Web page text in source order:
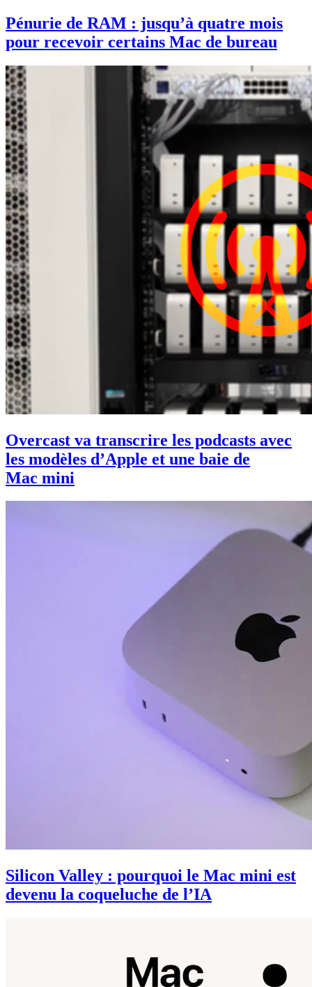
Pénurie de RAM : jusqu’à quatre mois
pour recevoir certains Mac de bureau
Overcast va transcrire les podcasts avec
les modèles d’Apple et une baie de
Mac mini
Silicon Valley : pourquoi le Mac mini est
devenu la coqueluche de l’IA